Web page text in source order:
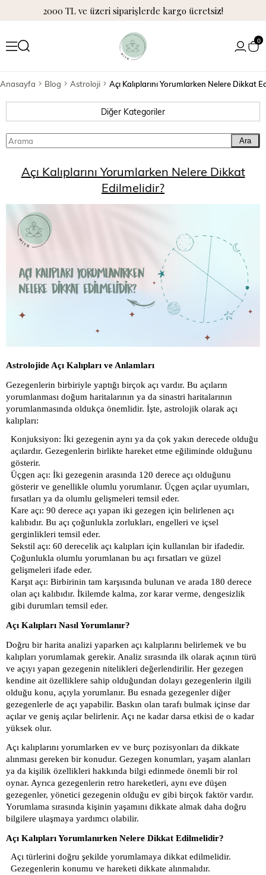
2000 TL ve üzeri siparişlerde kargo ücretsiz!
0
Anasayfa Blog Astroloji Açı Kalıplarını Yorumlarken Nelere Dikkat
Diğer Kategoriler
Ara
Açı Kalıplarını Yorumlarken Nelere Dikkat
Edilmelidir?
Astrolojide Açı Kalıpları ve Anlamları
Gezegenlerin birbiriyle yaptığı birçok açı vardır. Bu açıların
yorumlanması doğum haritalarının ya da sinastri haritalarının
yorumlanmasında oldukça önemlidir. İşte, astrolojik olarak açı
kalıpları:
Konjuksiyon: İki gezegenin aynı ya da çok yakın derecede olduğu
açılardır. Gezegenlerin birlikte hareket etme eğiliminde olduğunu
gösterir.
Üçgen açı: İki gezegenin arasında 120 derece açı olduğunu
gösterir ve genellikle olumlu yorumlanır. Üçgen açılar uyumları,
fırsatları ya da olumlu gelişmeleri temsil eder.
Kare açı: 90 derece açı yapan iki gezegen için belirlenen açı
kalıbıdır. Bu açı çoğunlukla zorlukları, engelleri ve içsel
gerginlikleri temsil eder.
Sekstil açı: 60 derecelik açı kalıpları için kullanılan bir ifadedir.
Çoğunlukla olumlu yorumlanan bu açı fırsatları ve güzel
gelişmeleri ifade eder.
Karşıt açı: Birbirinin tam karşısında bulunan ve arada 180 derece
olan açı kalıbıdır. İkilemde kalma, zor karar verme, dengesizlik
gibi durumları temsil eder.
Açı Kalıpları Nasıl Yorumlanır?
Doğru bir harita analizi yaparken açı kalıplarını belirlemek ve bu
kalıpları yorumlamak gerekir. Analiz sırasında ilk olarak açının türü
ve açıyı yapan gezegenin nitelikleri değerlendirilir. Her gezegen
kendine ait özelliklere sahip olduğundan dolayı gezegenlerin ilgili
olduğu konu, açıyla yorumlanır. Bu esnada gezegenler diğer
gezegenlerle de açı yapabilir. Baskın olan tarafı bulmak içinse dar
açılar ve geniş açılar belirlenir. Açı ne kadar darsa etkisi de o kadar
yüksek olur.
Açı kalıplarını yorumlarken ev ve burç pozisyonları da dikkate
alınması gereken bir konudur. Gezegen konumları, yaşam alanları
ya da kişilik özellikleri hakkında bilgi edinmede önemli bir rol
oynar. Ayrıca gezegenlerin retro hareketleri, aynı eve düşen
gezegenler, yönetici gezegenin olduğu ev gibi birçok faktör vardır.
Yorumlama sırasında kişinin yaşamını dikkate almak daha doğru
bilgilere ulaşmaya yardımcı olabilir.
Açı Kalıpları Yorumlanırken Nelere Dikkat Edilmelidir?
Açı türlerini doğru şekilde yorumlamaya dikkat edilmelidir.
Gezegenlerin konumu ve hareketi dikkate alınmalıdır.